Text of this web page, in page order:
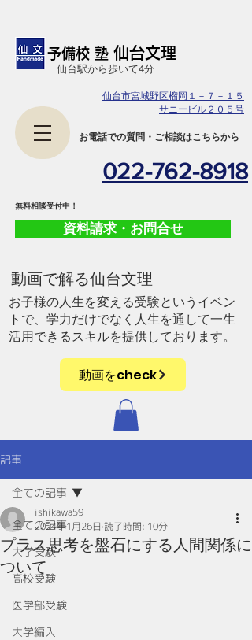
予備校 塾 仙台文理
022-762-8918
資料請求・お問合せ
​お電話での質問・ご相談はこちらから
​仙台駅から歩いて4分
​無料相談受付中！
仙台市宮城野区榴岡１－７－１５
サニービル２０５号
​動画で解る仙台文理
お子様の人生を変える受験というイベン
トで、学力だけでなく人生を通して一生
活用できるスキルを提供しております。
動画をcheck
記事
全ての記事
大学受験
高校受験
医学部受験
大学編入
全ての記事
プラス思考を盤石にする人間関係に
ついて
ishikawa59
2024年1月26日 読了時間: 10分